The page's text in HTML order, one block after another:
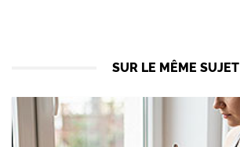
SUR LE MÊME SUJET